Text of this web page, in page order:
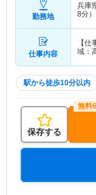
勤務地
兵庫
8分
仕事内容
【
域：
駅から徒歩10分以内
保存する